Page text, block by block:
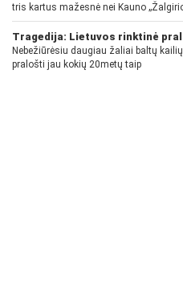
tris kartus mažesnė nei Kauno
pinigų - nėra gerų žaidėjų...
Nebežiūrėsiu daugiau žaliai baltų
pralošti jau kokių 20metų taip